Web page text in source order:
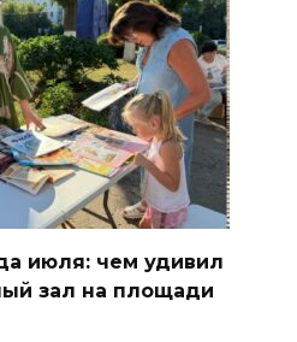
июля: чем удивил
зал на площади